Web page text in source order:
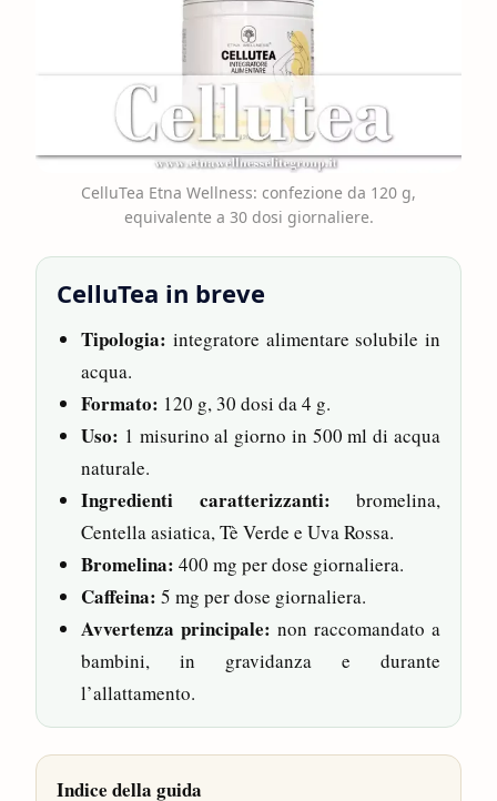
CelluTea Etna Wellness: confezione da 120 g,
equivalente a 30 dosi giornaliere.
CelluTea in breve
Tipologia: integratore alimentare solubile in
acqua.
Formato: 120 g, 30 dosi da 4 g.
Uso: 1 misurino al giorno in 500 ml di acqua
naturale.
Ingredienti caratterizzanti: bromelina,
Centella asiatica, Tè Verde e Uva Rossa.
Bromelina: 400 mg per dose giornaliera.
Caffeina: 5 mg per dose giornaliera.
Avvertenza principale: non raccomandato a
bambini, in gravidanza e durante
l’allattamento.
Indice della guida